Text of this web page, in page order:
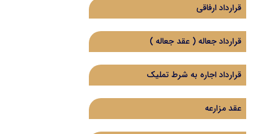
قرارداد ارفاقی
قرارداد جعاله ( عقد جعاله )
قرارداد اجاره به شرط تملیک
عقد مزارعه